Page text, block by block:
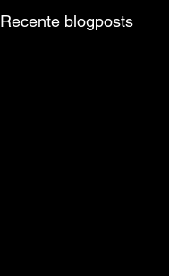
Recente blogposts